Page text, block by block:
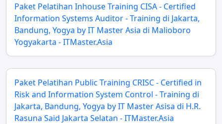
Paket Pelatihan Inhouse Training CISA - Certified
Information Systems Auditor - Training di Jakarta,
Bandung, Yogya by IT Master Asia di Malioboro
Yogyakarta - ITMaster.Asia
Paket Pelatihan Public Training CRISC - Certified in
Risk and Information System Control - Training di
Jakarta, Bandung, Yogya by IT Master Asisa di H.R.
Rasuna Said Jakarta Selatan - ITMaster.Asia